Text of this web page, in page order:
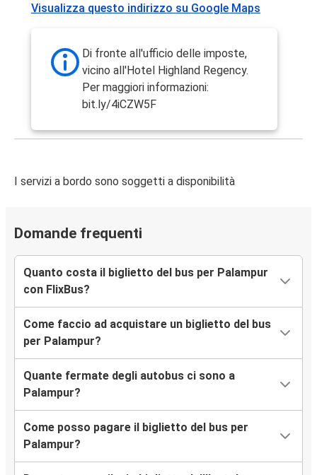
Visualizza questo indirizzo su Google Maps
Di fronte all'ufficio delle imposte,
vicino all'Hotel Highland Regency.
Per maggiori informazioni:
bit.ly/4iCZW5F
I servizi a bordo sono soggetti a disponibilità
Domande frequenti
Quanto costa il biglietto del bus per Palampur
con FlixBus?
Come faccio ad acquistare un biglietto del bus
per Palampur?
Quante fermate degli autobus ci sono a
Palampur?
Come posso pagare il biglietto del bus per
Palampur?